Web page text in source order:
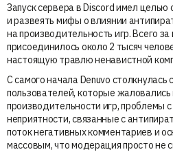
Запуск сервера в Discord имел
и развеять мифы о влиянии
на производительность игр. Всего
присоединилось около 2 тысяч
настоящую травлю ненавистной
С самого начала Denuvo столкнулась
пользователей, которые
производительности игр, проблемы
неприятности, связанные с
поток негативных комментариев и
массовым, что модерация просто не